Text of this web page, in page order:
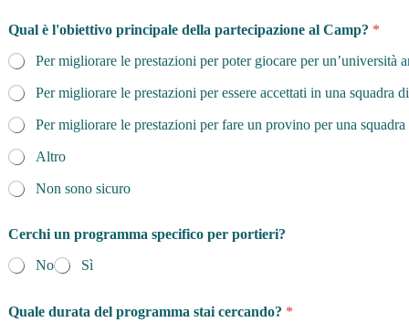
e
p
e
r
a
l
Qual è l'obiettivo principale della partecipazione al Camp? *
Per migliorare le prestazioni per poter giocare per un’università
Per migliorare le prestazioni per essere accettati in una squadra
Per migliorare le prestazioni per fare un provino per una
Altro
Non sono sicuro
Cerchi un programma specifico per portieri?
No
Sì
Quale durata del programma stai cercando? *